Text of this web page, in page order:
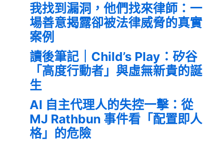
我找到漏洞，他們找來律師：一
場善意揭露卻被法律威脅的真實
案例
讀後筆記｜Child’s Play：矽谷
「高度行動者」與虛無新貴的誕
生
AI 自主代理人的失控一擊：從
MJ Rathbun 事件看「配置即人
格」的危險